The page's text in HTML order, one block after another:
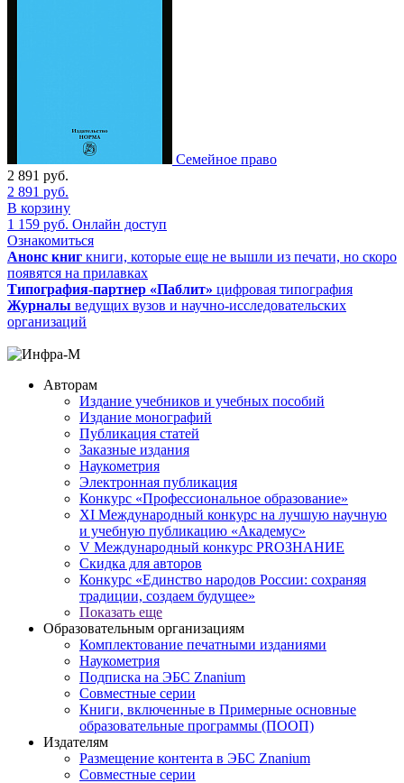
Семейное право
2 891 руб.
2 891 руб.
В корзину
1 159 руб. Онлайн доступ
Ознакомиться
Анонс книг книги, которые еще не вышли из печати, но скоро
появятся на прилавках
Типография-партнер «Паблит» цифровая типография
Журналы ведущих вузов и научно-исследовательских
организаций
Авторам
Издание учебников и учебных пособий
Издание монографий
Публикация статей
Заказные издания
Наукометрия
Электронная публикация
Конкурс «Профессиональное образование»
XI Международный конкурс на лучшую научную
и учебную публикацию «Академус»
V Международный конкурс PROЗНАНИЕ
Скидка для авторов
Конкурс «Единство народов России: сохраняя
традиции, создаем будущее»
Показать еще
Образовательным организациям
Комплектование печатными изданиями
Наукометрия
Подписка на ЭБС Znanium
Совместные серии
Книги, включенные в Примерные основные
образовательные программы (ПООП)
Издателям
Размещение контента в ЭБС Znanium
Совместные серии